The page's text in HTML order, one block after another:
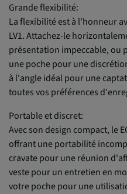
Grande flexibilité:
La flexibilité est à l'honneur
LV1. Attachez-le
présentation impeccable, ou
une poche pour une
à l'angle idéal pour une
toutes vos préférences
Portable et discret:
Avec son design compact, le
offrant une portabilité
cravate pour une réunion
veste pour un entretien en
votre poche pour une